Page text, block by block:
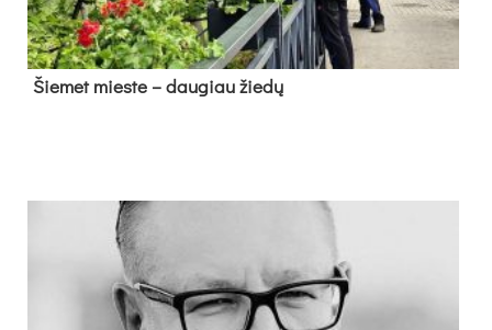
Šie­met mies­te – dau­giau žie­dų